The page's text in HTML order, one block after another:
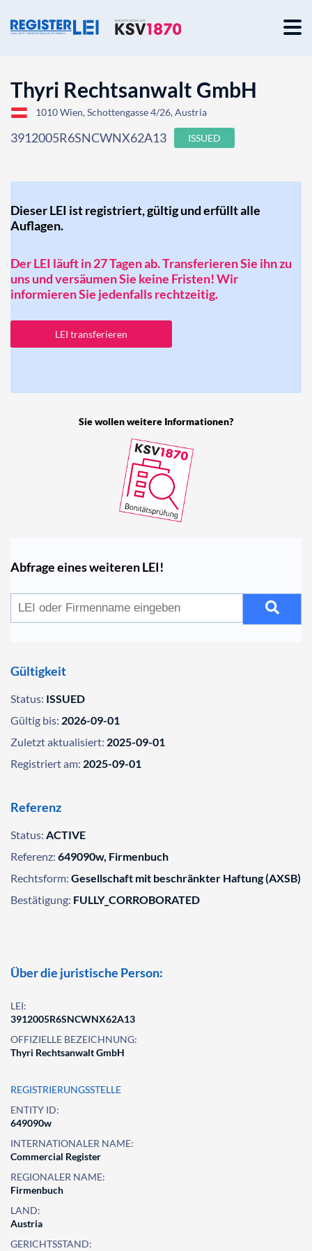
Thyri Rechtsanwalt GmbH
1010 Wien, Schottengasse 4/26, Austria
3912005R6SNCWNX62A13 ISSUED
Dieser LEI ist registriert, gültig und erfüllt alle
Auflagen.
Der LEI läuft in 27 Tagen ab. Transferieren Sie ihn zu
uns und versäumen Sie keine Fristen! Wir
informieren Sie jedenfalls rechtzeitig.
LEI transferieren
Sie wollen weitere Informationen?
Abfrage eines weiteren LEI!
Gültigkeit
Status: ISSUED
Gültig bis: 2026-09-01
Zuletzt aktualisiert: 2025-09-01
Registriert am: 2025-09-01
Referenz
Status: ACTIVE
Referenz: 649090w, Firmenbuch
Rechtsform: Gesellschaft mit beschränkter Haftung (AXSB)
Bestätigung: FULLY_CORROBORATED
Über die juristische Person:
LEI:
3912005R6SNCWNX62A13
OFFIZIELLE BEZEICHNUNG:
Thyri Rechtsanwalt GmbH
REGISTRIERUNGSSTELLE
ENTITY ID:
649090w
INTERNATIONALER NAME:
Commercial Register
REGIONALER NAME:
Firmenbuch
LAND:
Austria
GERICHTSSTAND: